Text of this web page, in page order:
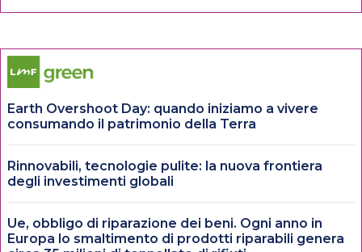
Earth Overshoot Day: quando iniziamo a vivere
consumando il patrimonio della Terra
Rinnovabili, tecnologie pulite: la nuova frontiera
degli investimenti globali
Ue, obbligo di riparazione dei beni. Ogni anno in
Europa lo smaltimento di prodotti riparabili genera